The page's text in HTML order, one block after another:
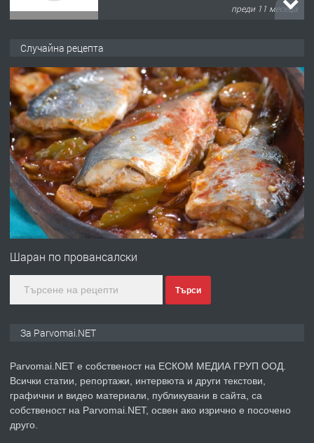
преди 11 месеца
преди 1 година
ПРЕДЛАГА Работа за общи работници
преди 1 година
ПРЕДЛАГА
Първи поход "По стъпките на Ангел
преди 1 година
ПРЕДЛАГА Уроци по Математика
Случайна рецепта
Шаран по провансалски
Търси
За Parvomai.NET
Parvomai.NET е собственост на ЕСКОМ МЕДИА ГРУП ООД.
Всички статии, репортажи, интервюта и други текстови,
графични и видео материали, публикувани в сайта, са
собственост на Parvomai.NET, освен ако изрично е посочено
друго.